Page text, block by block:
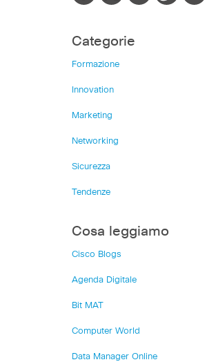
Categorie
Formazione
Innovation
Marketing
Networking
Sicurezza
Tendenze
Cosa leggiamo
Cisco Blogs
Agenda Digitale
Bit MAT
Computer World
Data Manager Online